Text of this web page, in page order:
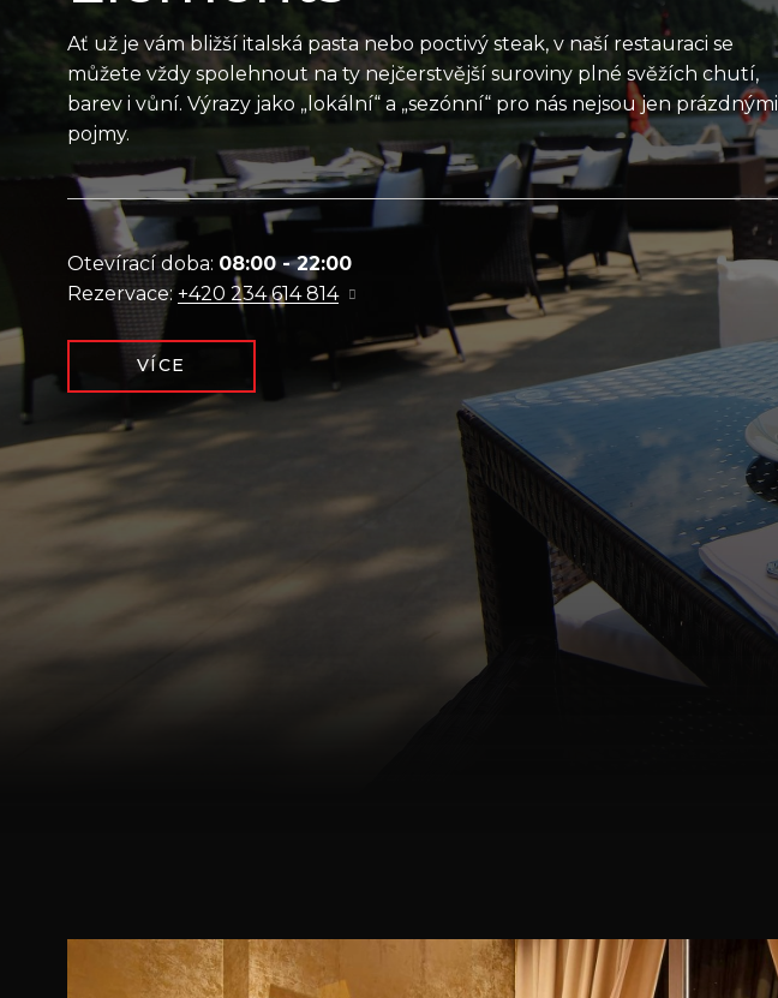
Ať už je vám bližší italská pasta nebo poctivý steak, v naší restauraci se
můžete vždy spolehnout na ty nejčerstvější suroviny plné svěžích chutí,
barev i vůní. Výrazy jako „lokální“ a „sezónní“ pro nás nejsou jen prázdnými
pojmy.
Otevírací doba: 08:00 - 22:00
Rezervace: +420 234 614 814
VÍCE